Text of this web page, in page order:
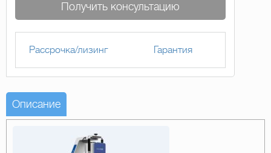
Получить консультацию
Рассрочка/лизинг Гарантия
Описание